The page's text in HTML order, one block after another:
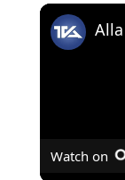
Watch on